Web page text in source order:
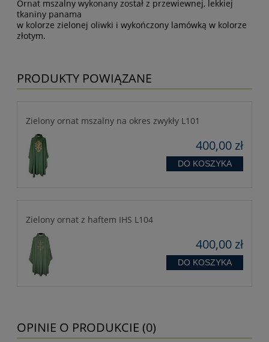
Ornat mszalny wykonany został z przewiewnej, lekkiej
tkaniny panama
w kolorze zielonej oliwki i wykończony lamówką w kolorze
złotym.
PRODUKTY POWIĄZANE
Zielony ornat mszalny na okres zwykły L101
400,00 zł
DO KOSZYKA
Zielony ornat z haftem IHS L104
400,00 zł
DO KOSZYKA
OPINIE O PRODUKCIE (0)